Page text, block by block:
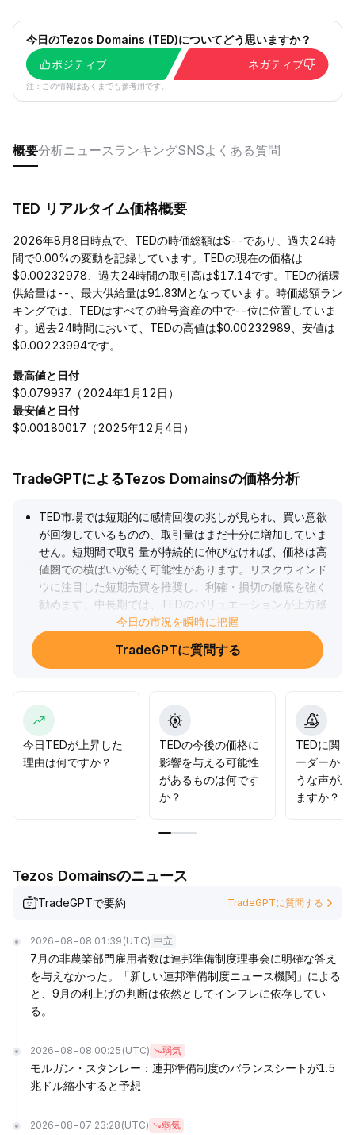
今日のTezos Domains (TED)についてどう思いますか？
ポジティブ
ネガティブ
注：この情報はあくまでも参考用です。
概要分析ニュース ランキングSNSよくある質問
TED リアルタイム価格概要
2026年8月8日時点で、TEDの時価総額は$--であり、過去24時
間で0.00%の変動を記録しています。TEDの現在の価格は
$0.00232978、過去24時間の取引高は$17.14です。TEDの循環
供給量は--、最大供給量は91.83Mとなっています。時価総額ラン
キングでは、TEDはすべての暗号資産の中で--位に位置していま
す。過去24時間において、TEDの高値は$0.00232989、安値は
$0.00223994です。
最高値と日付
$0.079937（2024年1月12日）
最安値と日付
$0.00180017（2025年12月4日）
TradeGPTによるTezos Domainsの価格分析
TED市場では短期的に感情回復の兆しが見られ、買い意欲
が回復しているものの、取引量はまだ十分に増加していま
せん。短期間で取引量が持続的に伸びなければ、価格は高
値圏での横ばいが続く可能性があります。リスクウィンド
ウに注目した短期売買を推奨し、利確・損切の徹底を強く
勧めます。中長期では、TEDのバリュエーションが上方移
動できるかは、オンチェーンのアクティビティ、エコシス
テムの進展、および資金流入の継続に依存しますが、複数
の指標はいまだ検証段階にあります。今は安易なポジショ
32—$0
36のサポートおよび上昇の有効性に注目してください。.
今日の市況を瞬時に把握
TradeGPTに質問する
今日TEDが上昇した
理由は何ですか？
TEDの今後の価格に
影響を与える可能性
があるものは何です
か？
TEDに関し
ーダーから
うな声が上
ますか？
Tezos Domainsのニュース
TradeGPTで要約 TradeGPTに質問する
2026-08-08 01:39 (UTC) 中立
7月の非農業部門雇用者数は連邦準備制度理事会に明確な答え
を与えなかった。「新しい連邦準備制度ニュース機関」による
と、9月の利上げの判断は依然としてインフレに依存してい
る。
2026-08-08 00:25 (UTC) 弱気
モルガン・スタンレー：連邦準備制度のバランスシートが1.5
兆ドル縮小すると予想
2026-08-07 23:28 (UTC) 弱気